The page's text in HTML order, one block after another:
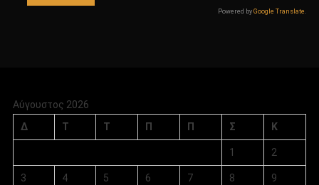
Powered byGoogle Translate .
Αύγουστος 2026
Δ
Τ Τ Π Π Σ Κ
1 2
3 4 5 6 7 8 9